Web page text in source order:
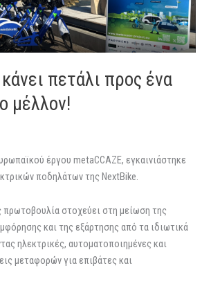
πετάλι προς ένα
μέλλον!
έργου metaCCAZE, εγκαινιάστηκε
ποδηλάτων της NextBike.
πρωτοβουλία στοχεύει στη μείωση της
και της εξάρτησης από τα ιδιωτικά
ηλεκτρικές, αυτοματοποιημένες και
μεταφορών για επιβάτες και